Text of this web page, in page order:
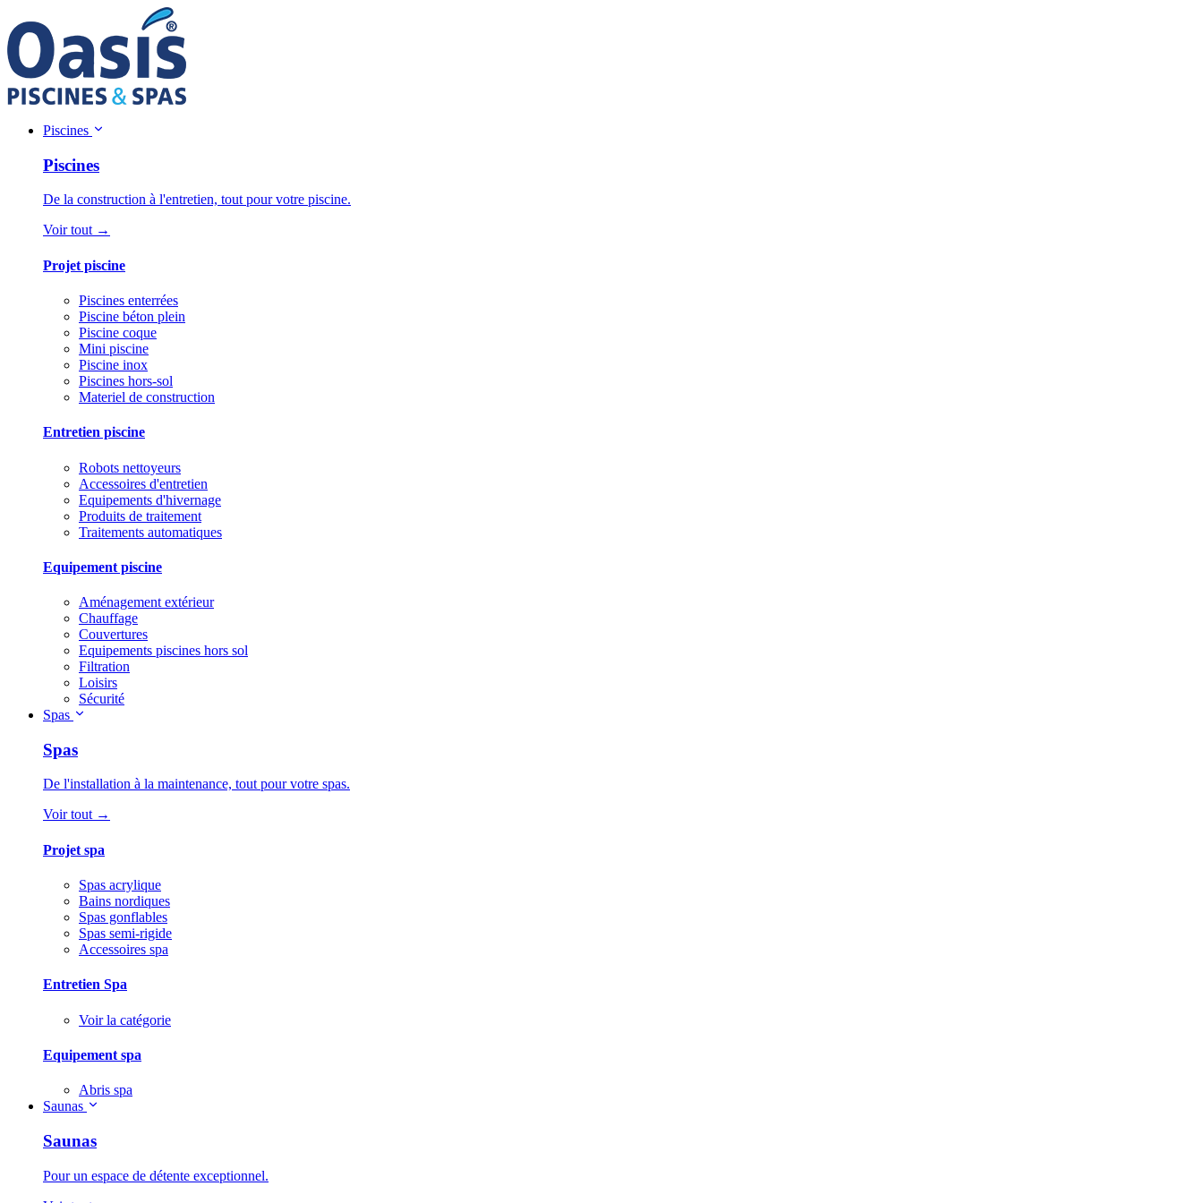
Piscines
Piscines
De la construction à l'entretien, tout pour votre piscine.
Voir tout →
Projet piscine
Piscines enterrées
Piscine béton plein
Piscine coque
Mini piscine
Piscine inox
Piscines hors-sol
Materiel de construction
Entretien piscine
Robots nettoyeurs
Accessoires d'entretien
Equipements d'hivernage
Produits de traitement
Traitements automatiques
Equipement piscine
Aménagement extérieur
Chauffage
Couvertures
Equipements piscines hors sol
Filtration
Loisirs
Sécurité
Spas
Spas
De l'installation à la maintenance, tout pour votre spas.
Voir tout →
Projet spa
Spas acrylique
Bains nordiques
Spas gonflables
Spas semi-rigide
Accessoires spa
Entretien Spa
Voir la catégorie
Equipement spa
Abris spa
Saunas
Saunas
Pour un espace de détente exceptionnel.